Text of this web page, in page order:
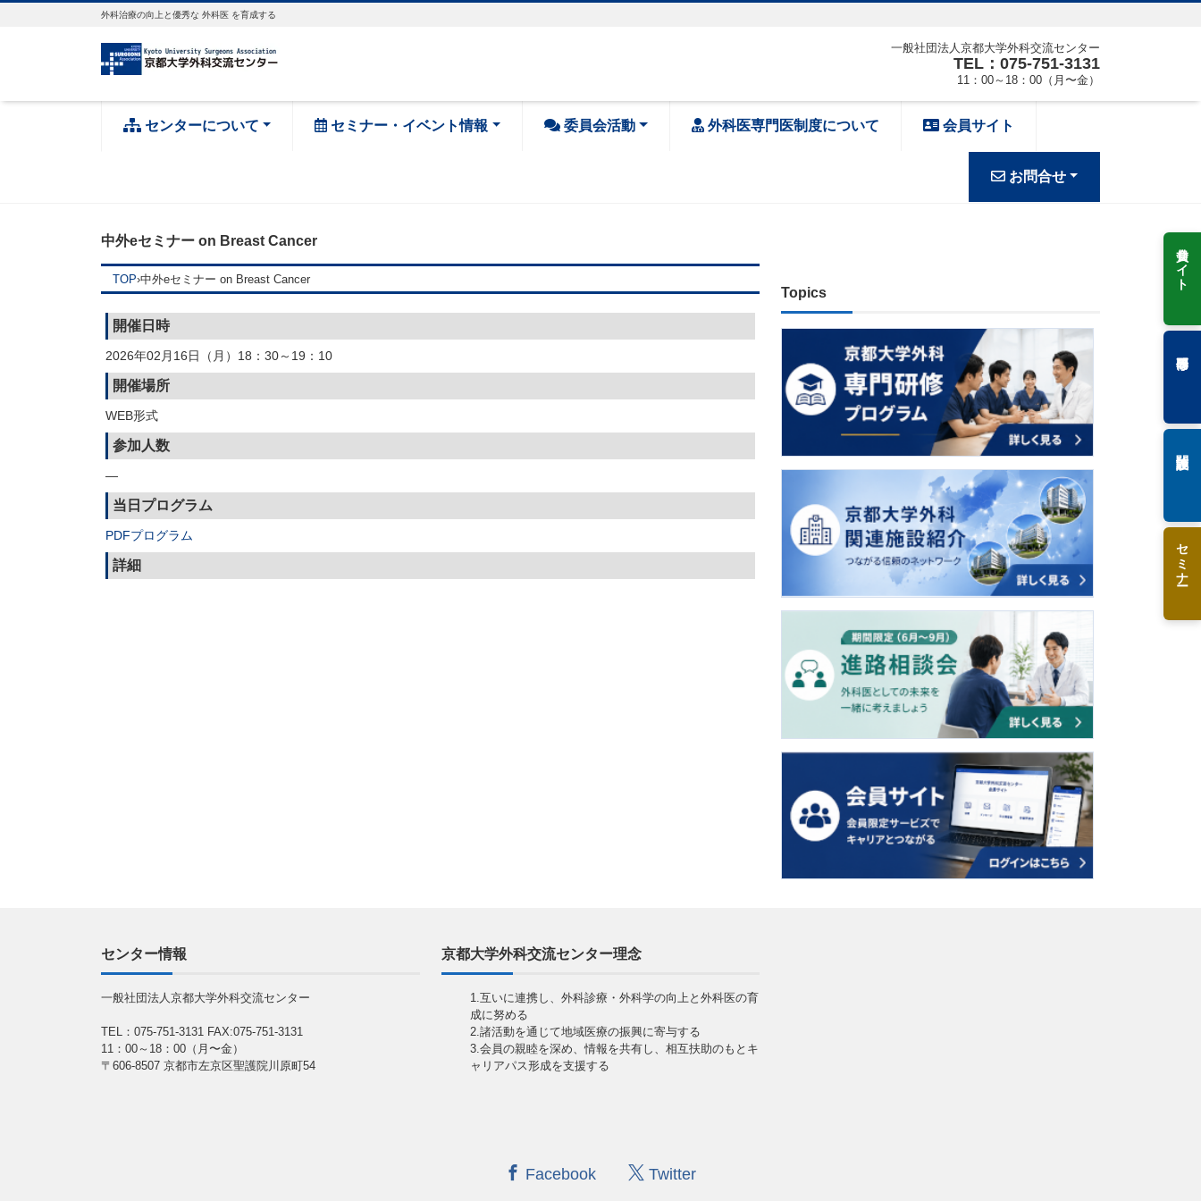
外科治療の向上と優秀な 外科医 を育成する
一般社団法人京都大学外科交流センター
TEL：075-751-3131
11：00～18：00（月〜金）
センターについて セミナー・イベント情報 委員会活動 外科医専門医制度について 会員サイト
お問合せ
中外eセミナー on Breast Cancer
TOP›中外eセミナー on Breast Cancer
開催日時
2026年02月16日（月）18：30～19：10
開催場所
WEB形式
参加人数
—
当日プログラム
PDFプログラム
詳細
会員サイト
セミナー
Topics
センター情報
一般社団法人京都大学外科交流センター
TEL：075-751-3131 FAX:075-751-3131
11：00～18：00（月〜金）
〒606-8507 京都市左京区聖護院川原町54
京都大学外科交流センター理念
1.互いに連携し、外科診療・外科学の向上と外科医の育
成に努める
2.諸活動を通じて地域医療の振興に寄与する
3.会員の親睦を深め、情報を共有し、相互扶助のもとキ
ャリアパス形成を支援する
Facebook Twitter